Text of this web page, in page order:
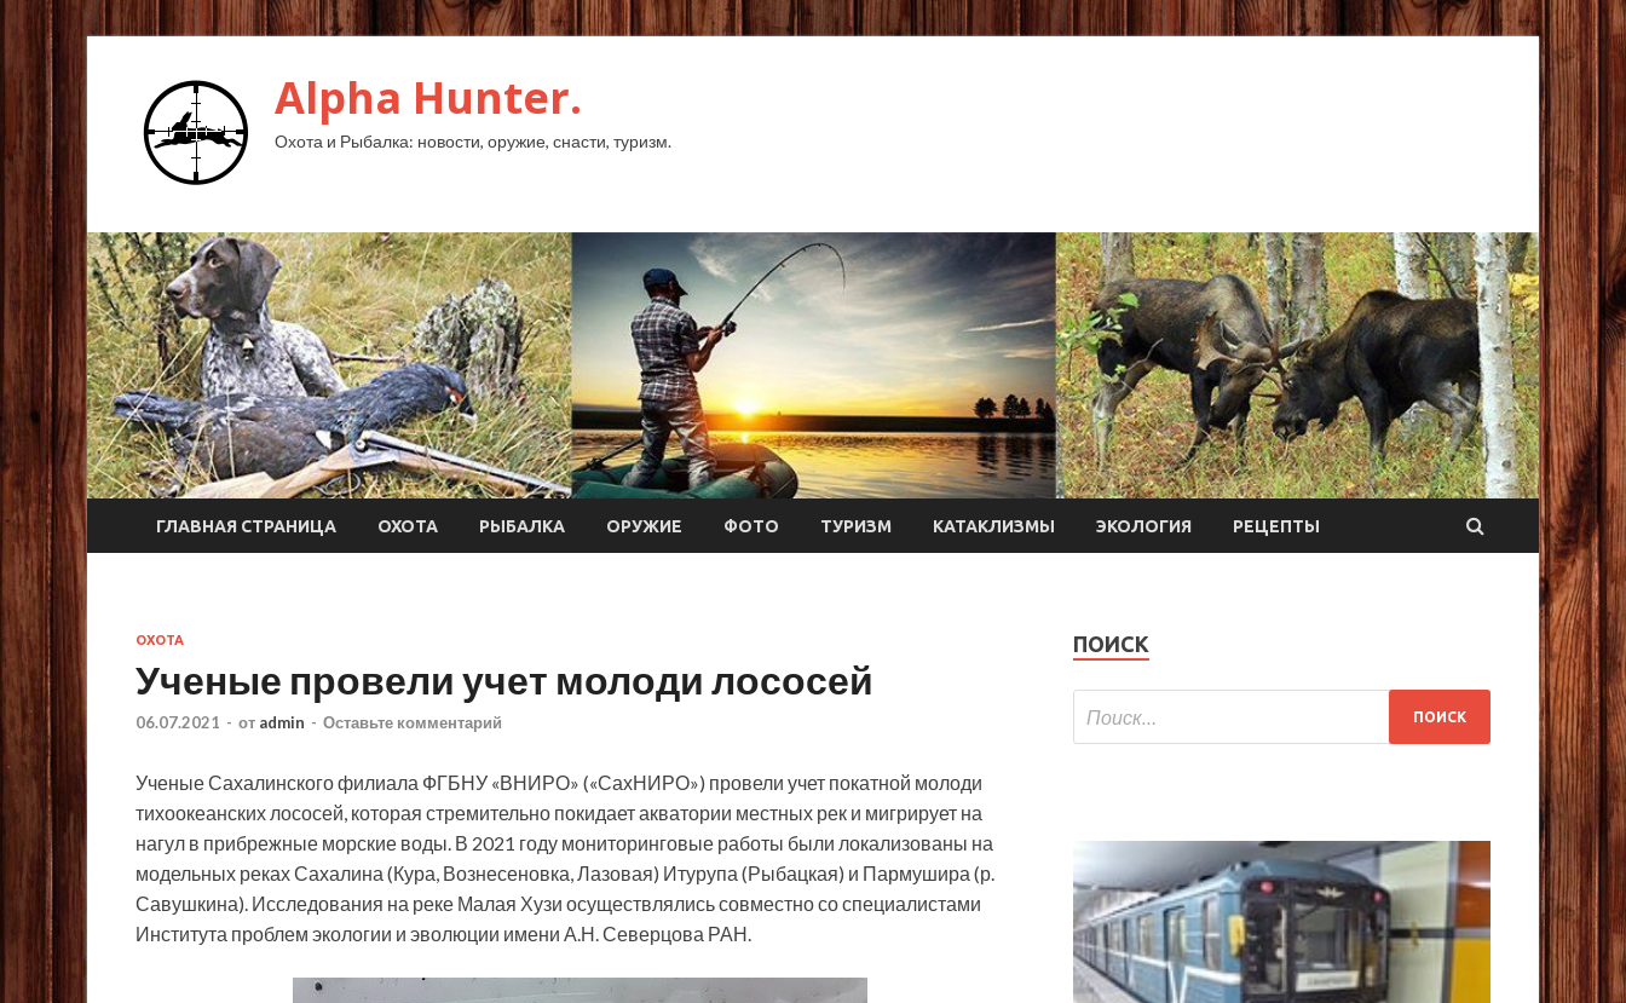
Alpha Hunter.
Охота и Рыбалка: новости, оружие, снасти, туризм.
ГЛАВНАЯ СТРАНИЦА ОХОТА РЫБАЛКА ОРУЖИЕ ФОТО ТУРИЗМ КАТАКЛИЗМЫ ЭКОЛОГИЯ РЕЦЕПТЫ
ОХОТА
Ученые провели учет молоди лососей
06.07.2021 - от admin - Оставьте комментарий
Ученые Сахалинского филиала ФГБНУ «ВНИРО» («СахНИРО») провели учет покатной молоди
тихоокеанских лососей, которая стремительно покидает акватории местных рек и мигрирует на
нагул в прибрежные морские воды. В 2021 году мониторинговые работы были локализованы на
модельных реках Сахалина (Кура, Вознесеновка, Лазовая) Итурупа (Рыбацкая) и Пармушира (р.
Савушкина). Исследования на реке Малая Хузи осуществлялись совместно со специалистами
Института проблем экологии и эволюции имени А.Н. Северцова РАН.
ПОИСК